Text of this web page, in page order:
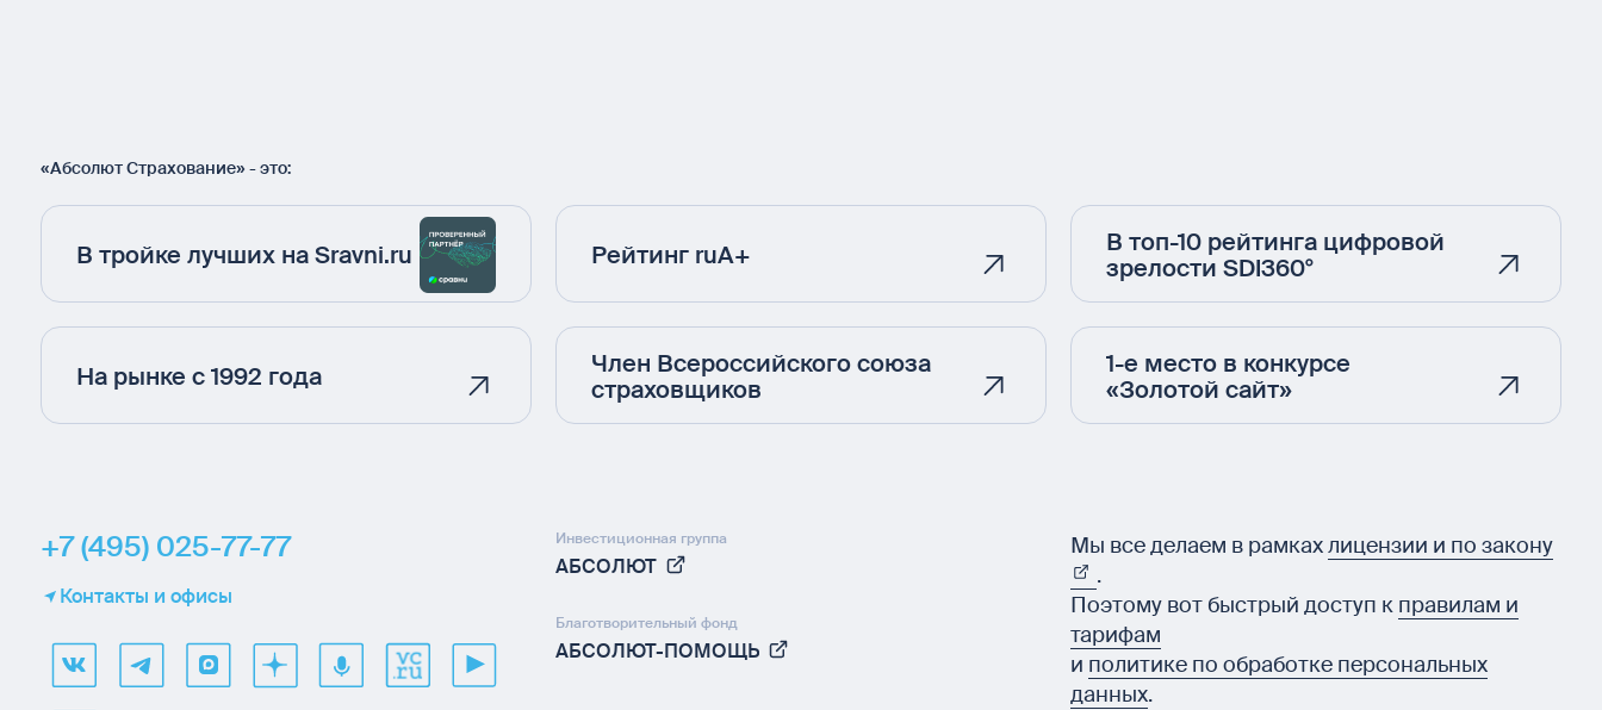
«Абсолют Страхование» - это:
В тройке лучших на Sravni.ru
На рынке с 1992 года
Рейтинг ruA+
Член Всероссийского союза
страховщиков
В топ-10 рейтинга цифровой
зрелости SDI360°
1-е место в конкурсе
«Золотой сайт»
+7 (495) 025-77-77
Контакты и офисы
Инвестиционная группа
АБСОЛЮТ
Благотворительный фонд
АБСОЛЮТ-ПОМОЩЬ
Мы все делаем в рамкахлицензии и по закону
.
Поэтому вот быстрый доступ к правилам и
тарифам
и политике по обработке персональных
данных.